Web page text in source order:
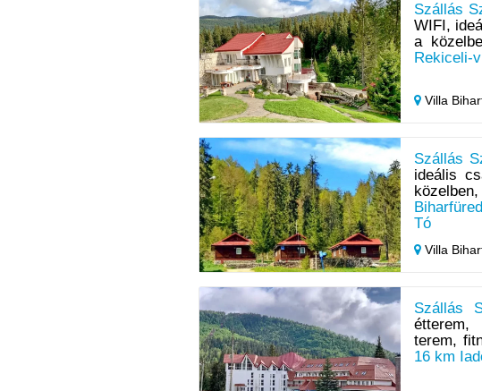
Szállás
WIFI,
a
Rekiceli-
Villa
Szállás
ideális
Tó
Villa
Szállás
étterem,
terem,
16 km